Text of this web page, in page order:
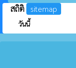
สถิติ sitemap
วันนี้